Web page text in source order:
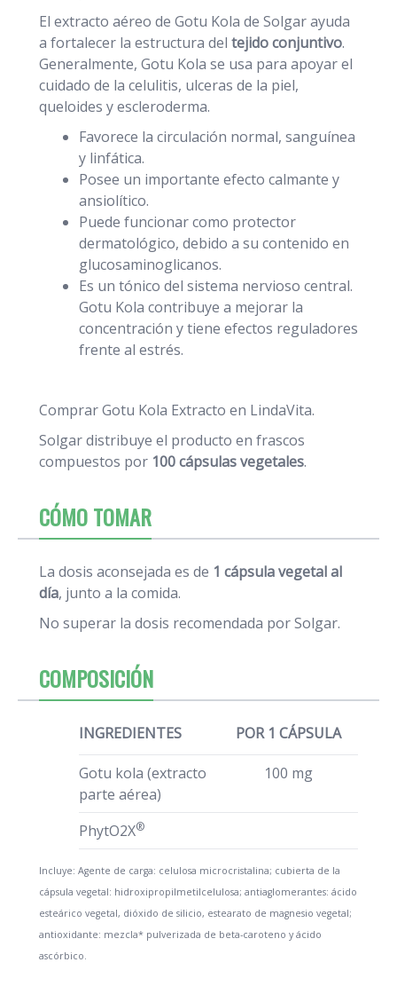
El extracto aéreo de Gotu Kola de Solgar ayuda
a fortalecer la estructura del tejido conjuntivo.
Generalmente, Gotu Kola se usa para apoyar el
cuidado de la celulitis, ulceras de la piel,
queloides y escleroderma.
Favorece la circulación normal, sanguínea
y linfática.
Posee un importante efecto calmante y
ansiolítico.
Puede funcionar como protector
dermatológico, debido a su contenido en
glucosaminoglicanos.
Es un tónico del sistema nervioso central.
Gotu Kola contribuye a mejorar la
concentración y tiene efectos reguladores
frente al estrés.
Comprar Gotu Kola Extracto en LindaVita.
Solgar distribuye el producto en frascos
compuestos por 100 cápsulas vegetales.
CÓMO TOMAR
La dosis aconsejada es de 1 cápsula vegetal al
día, junto a la comida.
No superar la dosis recomendada por Solgar.
COMPOSICIÓN
INGREDIENTES POR 1 CÁPSULA
Gotu kola (extracto
parte aérea)
100 mg
PhytO2X®
Incluye: Agente de carga: celulosa microcristalina; cubierta de la
cápsula vegetal: hidroxipropilmetilcelulosa; antiaglomerantes: ácido
esteárico vegetal, dióxido de silicio, estearato de magnesio vegetal;
antioxidante: mezcla* pulverizada de beta-caroteno y ácido
ascórbico.